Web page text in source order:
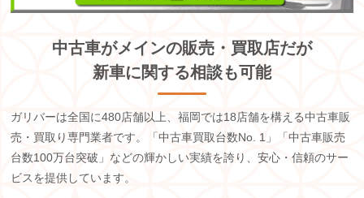
中古車がメインの販売・買取店だが
新車に関する相談も可能
ガリバーは全国に480店舗以上、福岡では18店舗を構える中古車販
売・買取り専門業者です。「中古車買取台数No. 1 」「中古車販売
台数100万台突破」などの輝かしい実績を誇り、安心・信頼のサー
ビスを提供しています。